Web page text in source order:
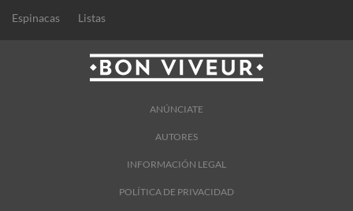
Espinacas Listas
ANÚNCIATE
AUTORES
INFORMACIÓN LEGAL
POLÍTICA DE PRIVACIDAD